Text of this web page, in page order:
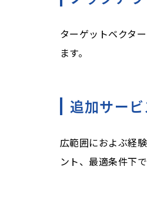
ターゲットベクタ
ます。
追加サービ
広範囲におよぶ経
ント、最適条件下